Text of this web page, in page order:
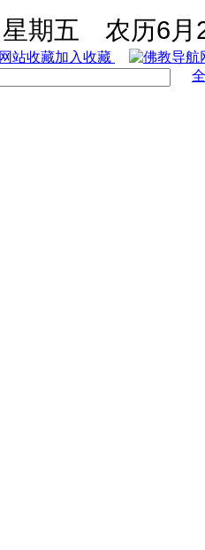
期五 农历6月
加入收藏